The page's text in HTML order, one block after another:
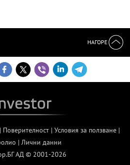
НАГОРЕ
Поверителност| Условия за ползване|
| Лични данни
АД © 2001-2026